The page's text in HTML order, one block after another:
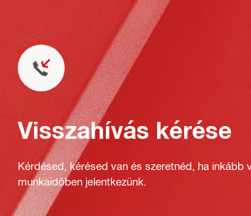
Visszahívás kérése
Kérdésed, kérésed van és szeretnéd, ha
munkaidőben jelentkezünk.